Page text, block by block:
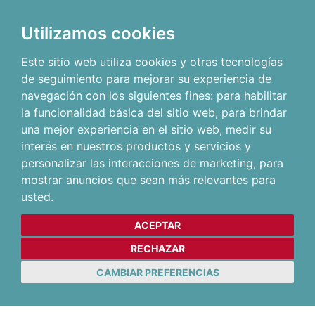
Utilizamos cookies
Este sitio web utiliza cookies y otras tecnologías
de seguimiento para mejorar su experiencia de
navegación con los siguientes fines: para habilitar
la funcionalidad básica del sitio web, para brindar
una mejor experiencia en el sitio web, medir su
interés en nuestros productos y servicios y
personalizar las interacciones de marketing, para
mostrar anuncios que sean más relevantes para
usted.
ACEPTAR
RECHAZAR
CAMBIAR PREFERENCIAS